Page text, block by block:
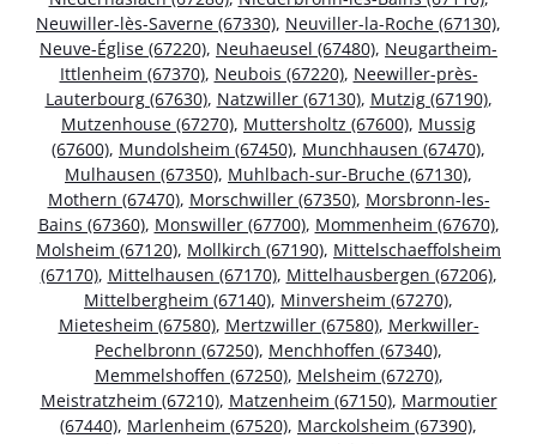
Neuwiller-lès-Saverne (67330), Neuviller-la-Roche (67130),
Neuve-Église (67220), Neuhaeusel (67480), Neugartheim-
Ittlenheim (67370), Neubois (67220), Neewiller-près-
Lauterbourg (67630), Natzwiller (67130), Mutzig (67190),
Mutzenhouse (67270), Muttersholtz (67600), Mussig
(67600), Mundolsheim (67450), Munchhausen (67470),
Mulhausen (67350), Muhlbach-sur-Bruche (67130),
Mothern (67470), Morschwiller (67350), Morsbronn-les-
Bains (67360), Monswiller (67700), Mommenheim (67670),
Molsheim (67120), Mollkirch (67190), Mittelschaeffolsheim
(67170), Mittelhausen (67170), Mittelhausbergen (67206),
Mittelbergheim (67140), Minversheim (67270),
Mietesheim (67580), Mertzwiller (67580), Merkwiller-
Pechelbronn (67250), Menchhoffen (67340),
Memmelshoffen (67250), Melsheim (67270),
Meistratzheim (67210), Matzenheim (67150), Marmoutier
(67440), Marlenheim (67520), Marckolsheim (67390),